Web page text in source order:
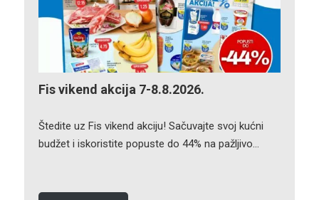
Fis vikend akcija 7-8.8.2026.
Štedite uz Fis vikend akciju! Sačuvajte svoj kućni
budžet i iskoristite popuste do 44% na pažljivo…